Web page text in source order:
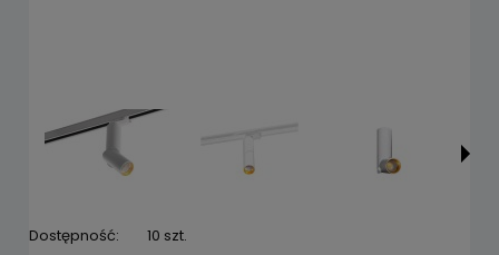
Dostępność:
10 szt.